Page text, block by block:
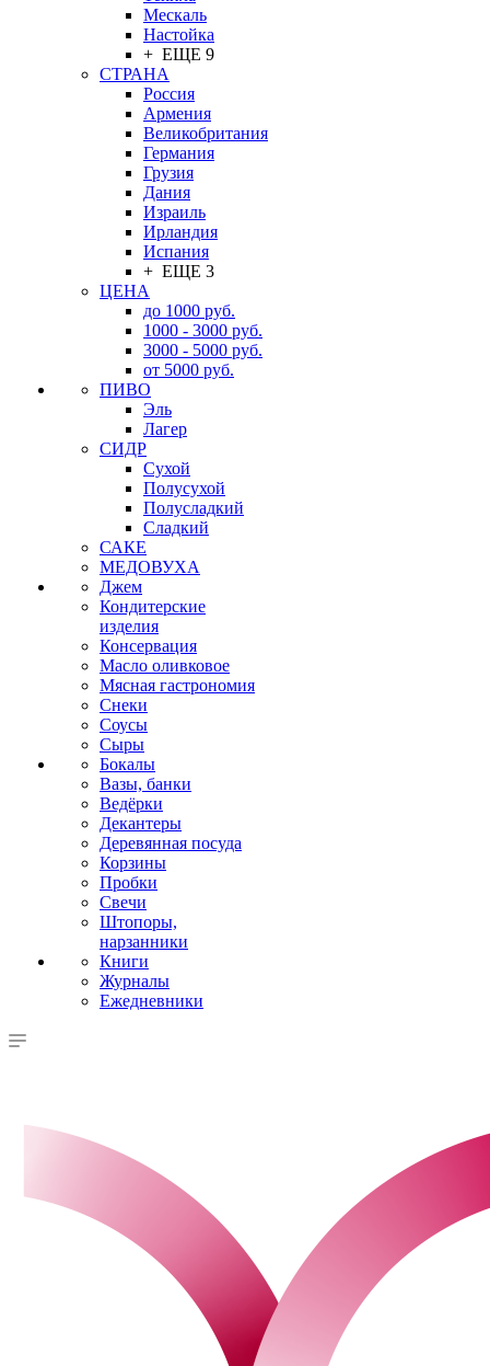
Мескаль
Настойка
+ ЕЩЕ 9
СТРАНА
Россия
Армения
Великобритания
Германия
Грузия
Дания
Израиль
Ирландия
Испания
+ ЕЩЕ 3
ЦЕНА
до 1000 руб.
1000 - 3000 руб.
3000 - 5000 руб.
от 5000 руб.
ПИВО
Эль
Лагер
СИДР
Сухой
Полусухой
Полусладкий
Сладкий
САКЕ
МЕДОВУХА
Джем
Кондитерские
изделия
Консервация
Масло оливковое
Мясная гастрономия
Снеки
Соусы
Сыры
Бокалы
Вазы, банки
Ведёрки
Декантеры
Деревянная посуда
Корзины
Пробки
Свечи
Штопоры,
нарзанники
Книги
Журналы
Ежедневники